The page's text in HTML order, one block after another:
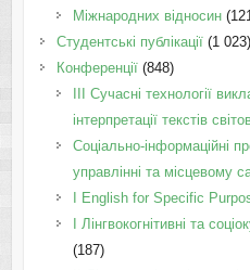
Міжнародних відносин
Студентські публікації(1 023)
Конференції(848)
III Сучасні технології
інтерпретації текстів
Соціально-інформаційні
управлінні та місцевому
І English for Specific
I Лінгвокогнітивні та
(187)